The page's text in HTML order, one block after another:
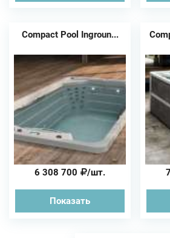
Compact Pool Ingroun...
6 308 700 /шт.
Показать